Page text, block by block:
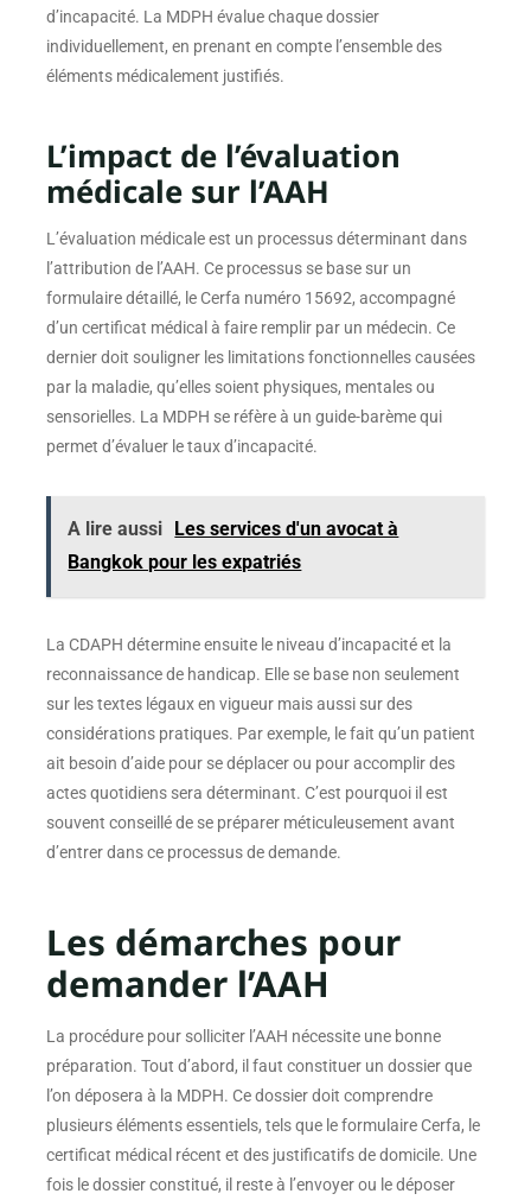
d’incapacité. La MDPH évalue chaque dossier
individuellement, en prenant en compte l’ensemble des
éléments médicalement justifiés.
L’impact de l’évaluation
médicale sur l’AAH
L’évaluation médicale est un processus déterminant dans
l’attribution de l’AAH. Ce processus se base sur un
formulaire détaillé, le Cerfa numéro 15692, accompagné
d’un certificat médical à faire remplir par un médecin. Ce
dernier doit souligner les limitations fonctionnelles causées
par la maladie, qu’elles soient physiques, mentales ou
sensorielles. La MDPH se réfère à un guide-barème qui
permet d’évaluer le taux d’incapacité.
A lire aussi
Les services d'un avocat à
Bangkok pour les expatriés
La CDAPH détermine ensuite le niveau d’incapacité et la
reconnaissance de handicap. Elle se base non seulement
sur les textes légaux en vigueur mais aussi sur des
considérations pratiques. Par exemple, le fait qu’un patient
ait besoin d’aide pour se déplacer ou pour accomplir des
actes quotidiens sera déterminant. C’est pourquoi il est
souvent conseillé de se préparer méticuleusement avant
d’entrer dans ce processus de demande.
Les démarches pour
demander l’AAH
La procédure pour solliciter l’AAH nécessite une bonne
préparation. Tout d’abord, il faut constituer un dossier que
l’on déposera à la MDPH. Ce dossier doit comprendre
plusieurs éléments essentiels, tels que le formulaire Cerfa, le
certificat médical récent et des justificatifs de domicile. Une
fois le dossier constitué, il reste à l’envoyer ou le déposer